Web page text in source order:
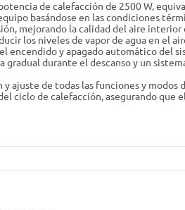
de calefacción de 2500 W,
basándose en las condiciones
mejorando la calidad del aire
los niveles de vapor de agua en el
y apagado automático del
durante el descanso y un
ajuste de todas las funciones y modos
ciclo de calefacción, asegurando que